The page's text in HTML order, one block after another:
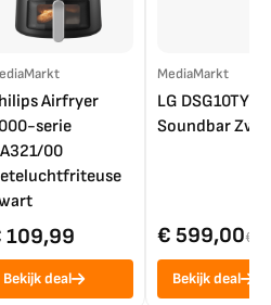
Airfryer
serie
00
109,99
Bekijk deal
MediaMarkt
LG DSG10TY
Soundbar
€ 599,00€
Bekijk deal